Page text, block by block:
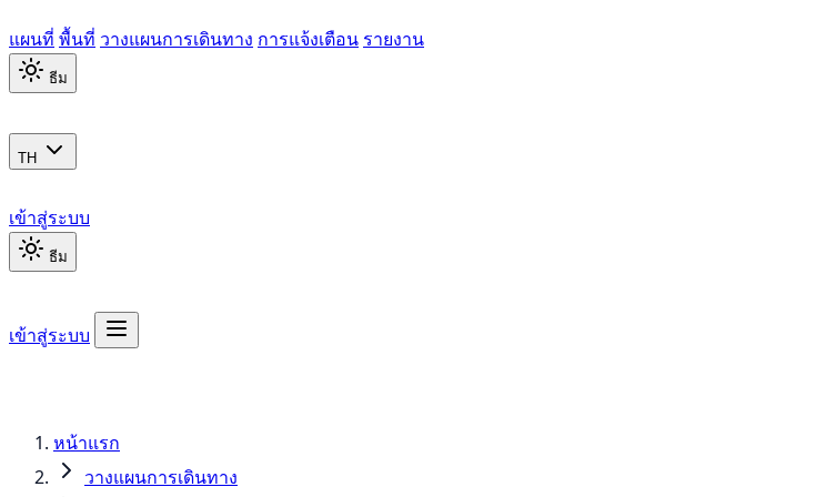
แผนที่ พื้นที่ วางแผนการเดินทาง การแจ้งเตือน รายงาน
ธีม
TH
เข้าสู่ระบบ
ธีม
เข้าสู่ระบบ
หน้าแรก
วางแผนการเดินทาง